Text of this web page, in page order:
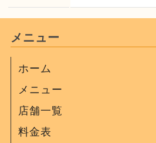
メニュー
ホーム
メニュー
店舗一覧
料金表